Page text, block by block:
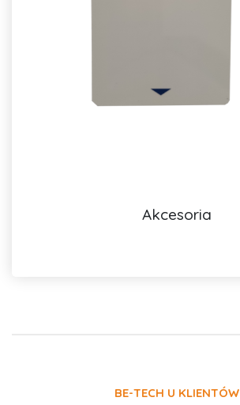
Akcesoria
BE-TECH U KLIENTÓW